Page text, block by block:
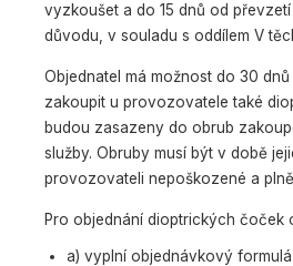
vyzkoušet a do 15 dnů od
důvodu, v souladu s oddílem V
Objednatel má možnost do 30
zakoupit u provozovatele také
budou zasazeny do obrub
služby. Obruby musí být v době
provozovateli nepoškozené a
Pro objednání dioptrických čoček
a) vyplní objednávkový